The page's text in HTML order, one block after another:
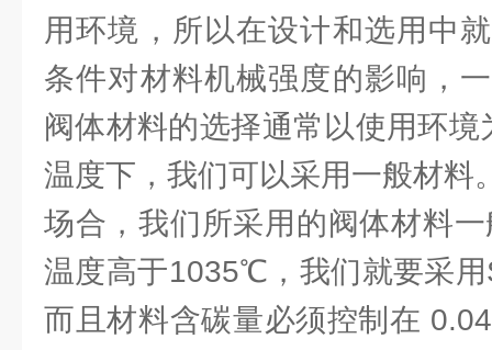
用环境，所以在设计和选用中
条件对材料机械强度的影响，
阀体材料的选择通常以使用环
温度下，我们可以采用一般材
场合，我们所采用的阀体材料
温度高于1035℃，我们就要采
而且材料含碳量必须控制在